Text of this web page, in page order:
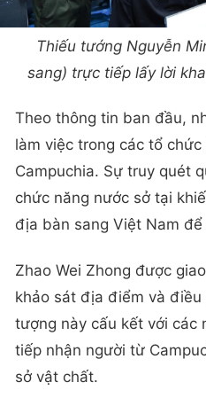
Thiếu tướng Nguyễn
sang) trực tiếp lấy lời
​Theo thông tin ban đầu,
làm việc trong các tổ
Campuchia. Sự truy quét
chức năng nước sở tại
địa bàn sang Việt Nam
​Zhao Wei Zhong được
khảo sát địa điểm và
tượng này cấu kết với các
tiếp nhận người từ
sở vật chất.